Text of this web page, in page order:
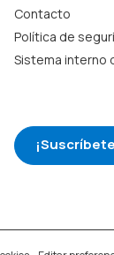
Contacto
Política de
Sistema interno